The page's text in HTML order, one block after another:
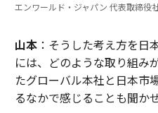
エンワールド・ジャパン 代表取締役
山本：そうした考え方を日
には、どのような取り組み
たグローバル本社と日本市
るなかで感じることも聞か